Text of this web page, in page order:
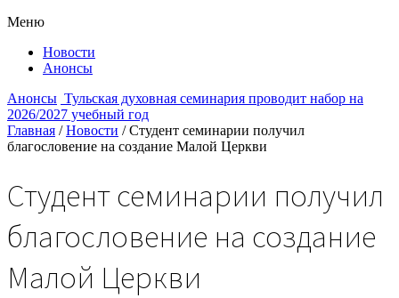
Меню
Новости
Анонсы
Анонсы Тульская духовная семинария проводит набор на
2026/2027 учебный год
Главная / Новости / Студент семинарии получил
благословение на создание Малой Церкви
Студент семинарии получил
благословение на создание
Малой Церкви